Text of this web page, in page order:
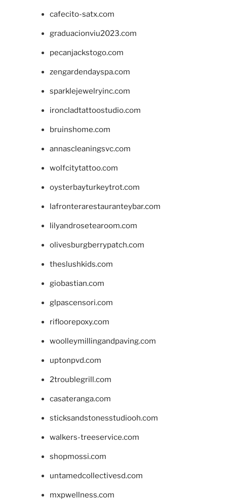
cafecito-satx.com
graduacionviu2023.com
pecanjackstogo.com
zengardendayspa.com
sparklejewelryinc.com
ironcladtattoostudio.com
bruinshome.com
annascleaningsvc.com
wolfcitytattoo.com
oysterbayturkeytrot.com
lafronterarestauranteybar.com
lilyandrosetearoom.com
olivesburgberrypatch.com
theslushkids.com
giobastian.com
glpascensori.com
rifloorepoxy.com
woolleymillingandpaving.com
uptonpvd.com
2troublegrill.com
casateranga.com
sticksandstonesstudiooh.com
walkers-treeservice.com
shopmossi.com
untamedcollectivesd.com
mxpwellness.com